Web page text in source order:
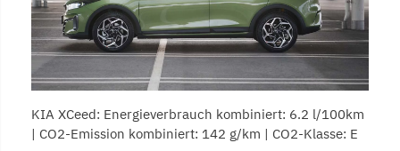
KIA XCeed: Energieverbrauch kombiniert: 6.2 l/100km
| CO2-Emission kombiniert: 142 g/km | CO2-Klasse: E